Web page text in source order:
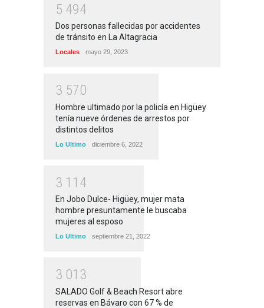
5 494
Dos personas fallecidas por accidentes
de tránsito en La Altagracia
Locales mayo 29, 2023
3 570
Hombre ultimado por la policía en Higüey
tenía nueve órdenes de arrestos por
distintos delitos
Lo Ultimo diciembre 6, 2022
3 1 1 4
En Jobo Dulce- Higüey, mujer mata
hombre presuntamente le buscaba
mujeres al esposo
Lo Ultimo septiembre 21, 2022
3 01 3
SALADO Golf & Beach Resort abre
reservas en Bávaro con 67 % de